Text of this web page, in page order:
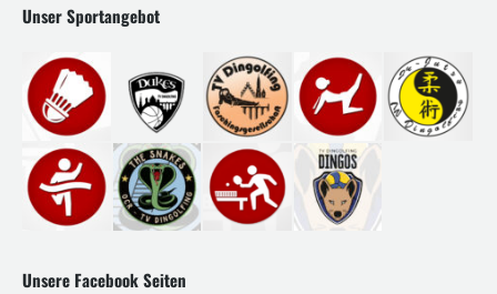
Unser Sportangebot
Unsere Facebook Seiten